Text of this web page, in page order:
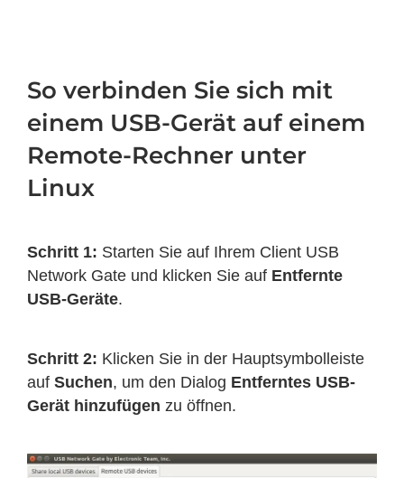
So verbinden Sie sich mit
einem USB-Gerät auf einem
Remote-Rechner unter
Linux
Schritt 1: Starten Sie auf Ihrem Client USB
Network Gate und klicken Sie auf Entfernte
USB-Geräte.
Schritt 2: Klicken Sie in der Hauptsymbolleiste
auf Suchen, um den Dialog Entferntes USB-
Gerät hinzufügen zu öffnen.